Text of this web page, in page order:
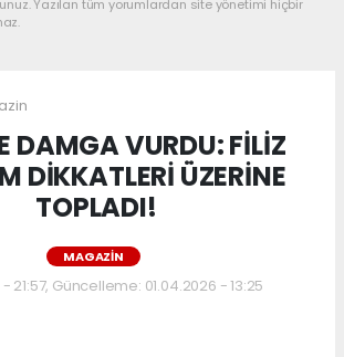
Yazılan tüm yorumlardan site yönetimi hiçbir
DAMGA VURDU: FİLİZ
DİKKATLERİ ÜZERİNE
TOPLADI!
MAGAZIN
- 21:57, Güncelleme: 01.04.2026 - 13:25